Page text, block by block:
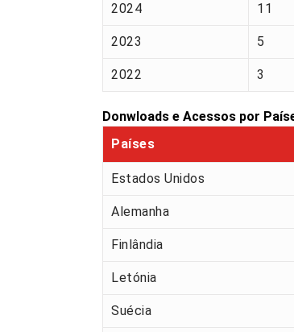
2024 11
2023 5
2022 3
Donwloads e Acessos por
Países
Estados Unidos
Alemanha
Finlândia
Letónia
Suécia